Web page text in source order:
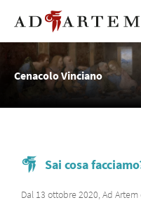
Cenacolo Vinciano
Sai cosa
Dal 13 ottobre 2020, Ad